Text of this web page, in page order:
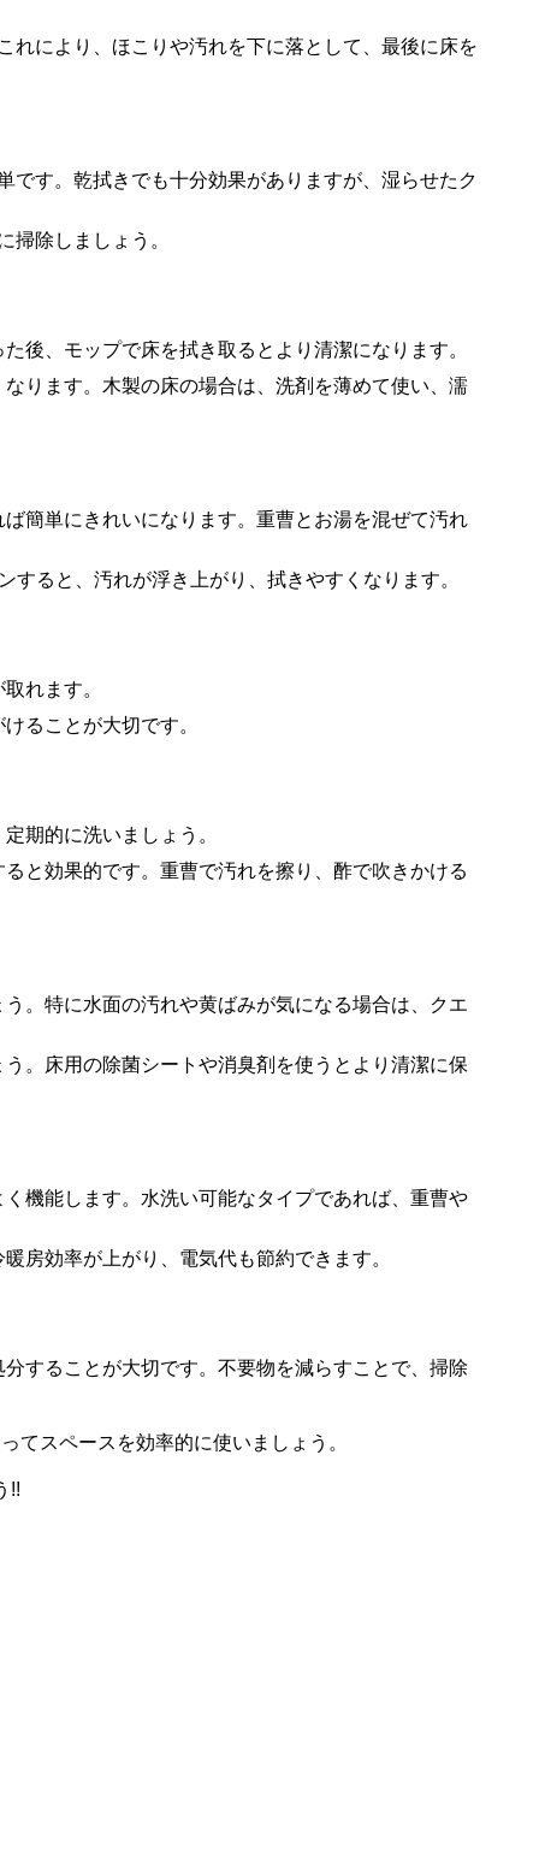
れにより、ほこりや汚れを下に落として、最後に床を
です。乾拭きでも十分効果がありますが、湿らせたク
掃除しましょう。
後、モップで床を拭き取るとより清潔になります。
ります。木製の床の場合は、洗剤を薄めて使い、濡
簡単にきれいになります。重曹とお湯を混ぜて汚れ
ると、汚れが浮き上がり、拭きやすくなります。
れます。
ることが大切です。
期的に洗いましょう。
と効果的です。重曹で汚れを擦り、酢で吹きかける
。特に水面の汚れや黄ばみが気になる場合は、クエ
。床用の除菌シートや消臭剤を使うとより清潔に保
機能します。水洗い可能なタイプであれば、重曹や
房効率が上がり、電気代も節約できます。
することが大切です。不要物を減らすことで、掃除
てスペースを効率的に使いましょう。
!!